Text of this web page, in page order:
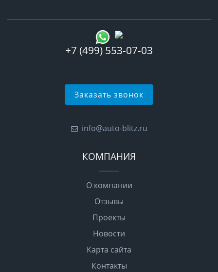
+7 (499) 553-07-03
Заказать звонок
info@auto-blitz.ru
КОМПАНИЯ
О компании
Отзывы
Проекты
Новости
Карта сайта
Контакты